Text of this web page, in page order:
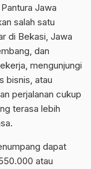
Jawa
salah satu
di Bekasi, Jawa
dan
mengunjungi
bisnis, atau
perjalanan cukup
terasa lebih
dapat
atau